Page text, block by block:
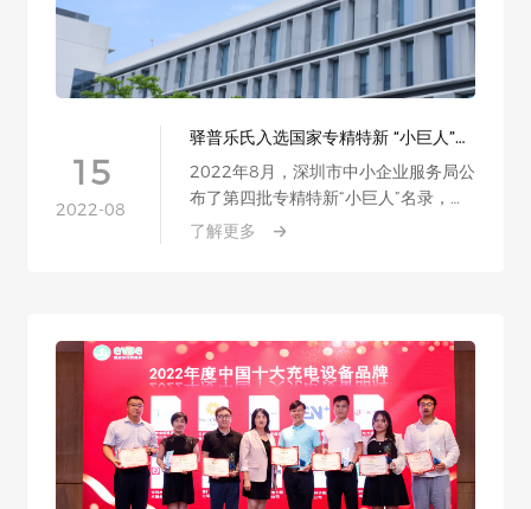
驿普乐氏入选国家专精特新 “小巨人”
企业
2022年8月，深圳市中小企业服务局公
布了第四批专精特新“小巨人”名录，深
圳驿普乐氏科技有限公司……
了解更多
15
2022-08